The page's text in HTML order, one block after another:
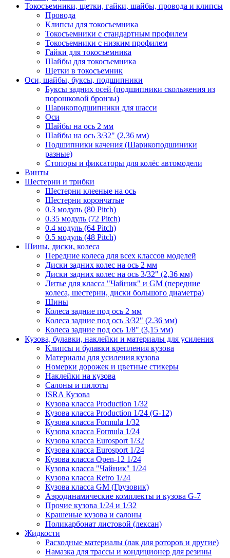
Токосъемники, щетки, гайки, шайбы, провода и клипсы
Провода
Клипсы для токосъемника
Токосъемники с стандартным профилем
Токосъемники с низким профилем
Гайки для токосъемника
Шайбы для токосъемника
Щетки в токосъемник
Оси, шайбы, буксы, подшипники
Буксы задних осей (подшипники скольжения из
порошковой бронзы)
Шарикоподшипники для шасси
Оси
Шайбы на ось 2 мм
Шайбы на ось 3/32" (2,36 мм)
Подшипники качения (Шарикоподшиники
разные)
Стопоры и фиксаторы для колёс автомодели
Винты
Шестерни и трибки
Шестерни клееные на ось
Шестерни корончатые
0.3 модуль (80 Pitch)
0.35 модуль (72 Pitch)
0.4 модуль (64 Pitch)
0.5 модуль (48 Pitch)
Шины, диски, колеса
Передние колеса для всех классов моделей
Диски задних колес на ось 2 мм
Диски задних колес на ось 3/32" (2,36 мм)
Литье для класса "Чайник" и GM (передние
колеса, шестерни, диски большого диаметра)
Шины
Колеса задние под ось 2 мм
Колеса задние под ось 3/32" (2.36 мм)
Колеса задние под ось 1/8" (3,15 мм)
Кузова, булавки, наклейки и материалы для усиления
Клипсы и булавки крепления кузова
Материалы для усиления кузова
Номерки дорожек и цветные стикеры
Наклейки на кузова
Салоны и пилоты
ISRA Кузова
Кузова класса Production 1/32
Кузова класса Production 1/24 (G-12)
Кузова класса Formula 1/32
Кузова класса Formula 1/24
Кузова класса Eurosport 1/32
Кузова класса Eurosport 1/24
Кузова класса Open-12 1/24
Кузова класса "Чайник" 1/24
Кузова класса Retro 1/24
Кузова класса GM (Грузовик)
Аэродинамические комплекты и кузова G-7
Прочие кузова 1/24 и 1/32
Крашеные кузова и салоны
Поликарбонат листовой (лексан)
Жидкости
Расходные материалы (лак для роторов и другие)
Намазка для трассы и кондиционер для резины